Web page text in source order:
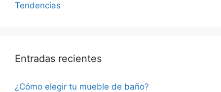
Tendencias
Entradas recientes
¿Cómo elegir tu mueble de baño?